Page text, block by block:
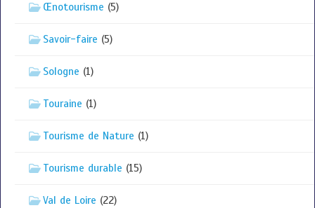
Œnotourisme (5)
Savoir-faire (5)
Sologne (1)
Touraine (1)
Tourisme de Nature (1)
Tourisme durable (15)
Val de Loire (22)